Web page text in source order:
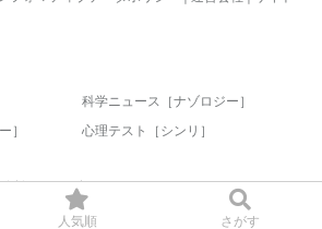
人気順 さがす
科学ニュース［ナゾロジー］
］
心理テスト［シンリ］
reserved.